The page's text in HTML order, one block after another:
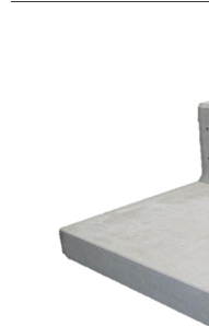
次世代育成支援対策推進法
一般事業主行動計画の公表
女性活躍推進法に基づく